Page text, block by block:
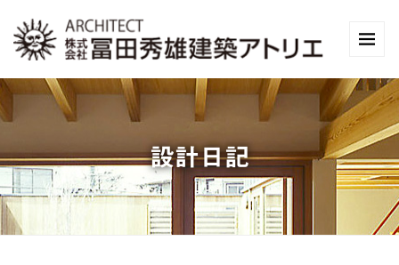
設計日記